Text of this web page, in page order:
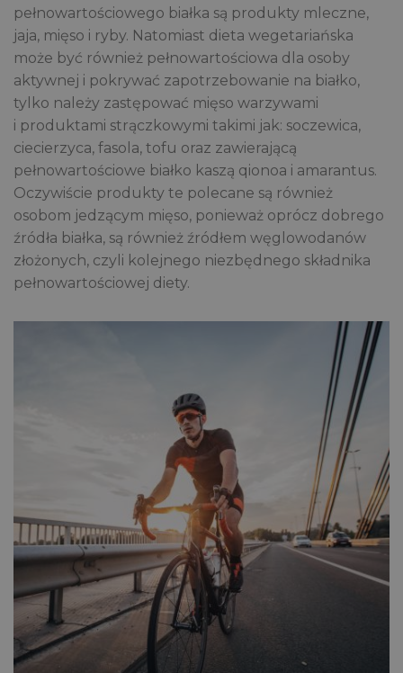
pełnowartościowego białka są produkty mleczne,
jaja, mięso i ryby. Natomiast dieta wegetariańska
może być również pełnowartościowa dla osoby
aktywnej i pokrywać zapotrzebowanie na białko,
tylko należy zastępować mięso warzywami
i produktami strączkowymi takimi jak: soczewica,
ciecierzyca, fasola, tofu oraz zawierającą
pełnowartościowe białko kaszą qionoa i amarantus.
Oczywiście produkty te polecane są również
osobom jedzącym mięso, ponieważ oprócz dobrego
źródła białka, są również źródłem węglowodanów
złożonych, czyli kolejnego niezbędnego składnika
pełnowartościowej diety.